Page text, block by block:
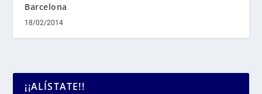
Barcelona
18/02/2014
¡¡ALÍSTATE!!